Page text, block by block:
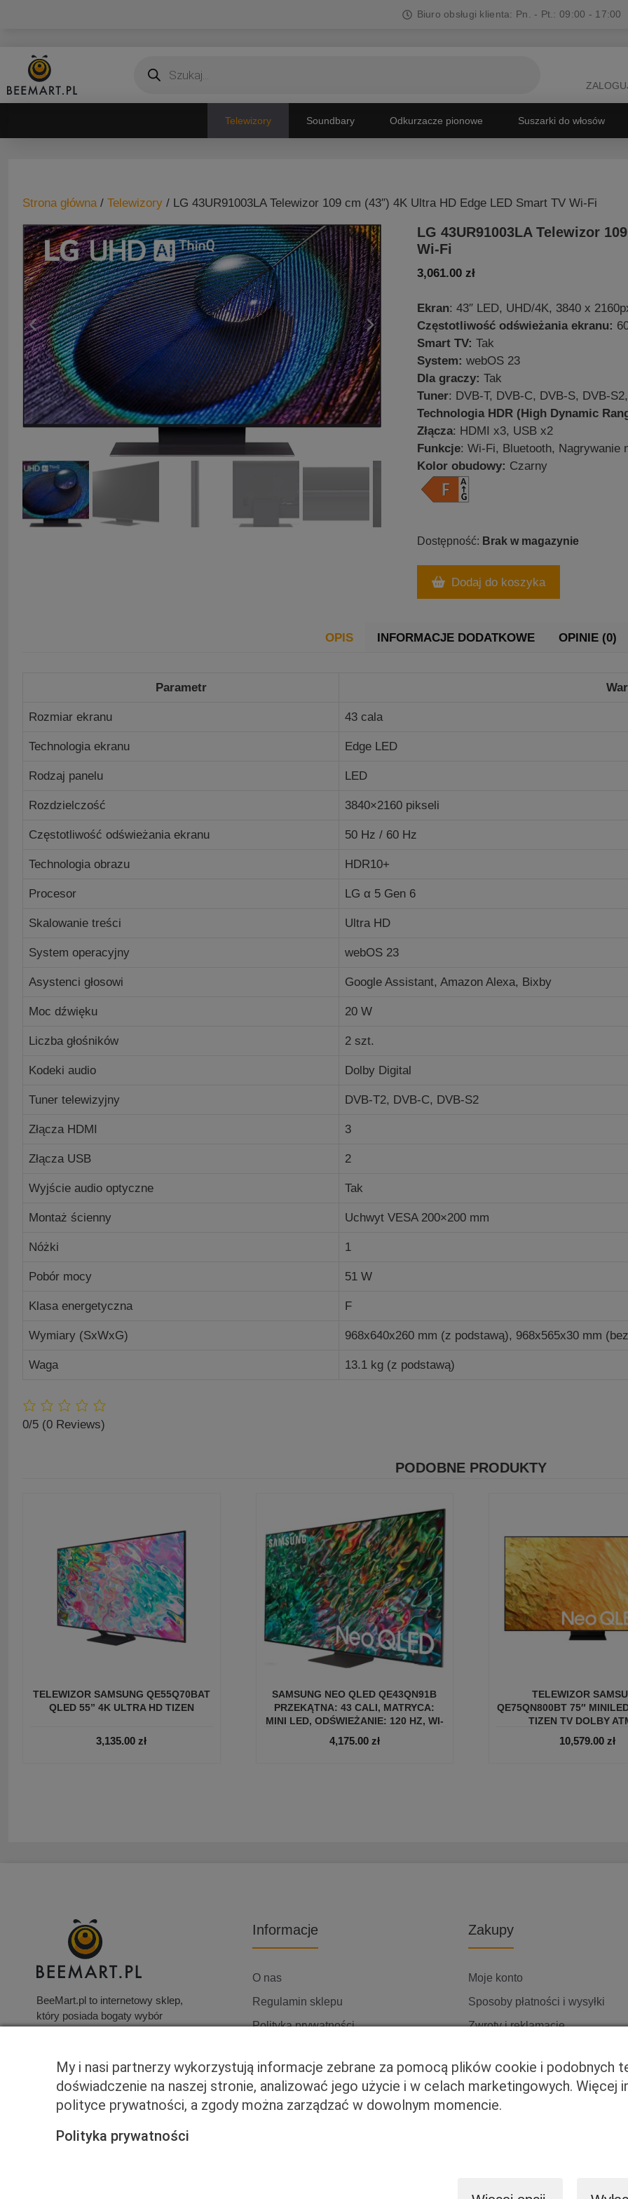
Biuro obsługi klienta: Pn. - Pt.: 09:00 - 17:00
produktów
Telewizory Soundbary Odkurzacze pionowe Suszarki do włosów
Strona główna / Telewizory / LG 43UR91003LA Telewizor 109 cm (43″) 4K Ultra HD Edge LED Smart TV Wi-Fi
LG 43UR91003LA Telewizor
Wi-Fi
3,061.00zł
Ekran: 43″ LED, UHD/4K, 3840 x
Częstotliwość odświeżania ekranu:
Smart TV: Tak
System: webOS 23
Dla graczy: Tak
Tuner: DVB-T, DVB-C, DVB-S, DVB-
Technologia HDR (High Dynamic
Złącza: HDMI x3, USB x2
Funkcje: Wi-Fi, Bluetooth, Nagrywanie
Kolor obudowy: Czarny
Brak w magazynie
Dodaj do koszyka
OPIS INFORMACJE DODATKOWE OPINIE (0)
Parametr
Rozmiar ekranu 43 cala
Technologia ekranu Edge LED
Rodzaj panelu LED
Rozdzielczość 3840×2160 pikseli
Częstotliwość odświeżania ekranu 50 Hz / 60 Hz
Technologia obrazu HDR10+
Procesor LG α 5 Gen 6
Skalowanie treści Ultra HD
System operacyjny webOS 23
Asystenci głosowi Google Assistant, Amazon Alexa, Bixby
Moc dźwięku 20 W
Liczba głośników 2 szt.
Kodeki audio Dolby Digital
Tuner telewizyjny DVB-T2, DVB-C, DVB-S2
Złącza HDMI 3
Złącza USB 2
Wyjście audio optyczne Tak
Montaż ścienny Uchwyt VESA 200×200 mm
Nóżki 1
Pobór mocy 51 W
Klasa energetyczna F
Wymiary (SxWxG) 968x640x260 mm (z podstawą), 968x565x30 mm
Waga 13.1 kg (z podstawą)
0/5 (0 Reviews)
PODOBNE PRODUKTY
TELEWIZOR SAMSUNG QE55Q70BAT
QLED 55” 4K ULTRA HD TIZEN
3,135.00zł
SAMSUNG NEO QLED QE43QN91B
PRZEKĄTNA: 43 CALI, MATRYCA:
MINI LED, ODŚWIEŻANIE: 120 HZ, WI-
4,175.00 zł
TELEWIZOR
QE75QN800BT 75″
TIZEN TV DOLBY
10,579.00zł
BeeMart.pl to internetowy sklep,
który posiada bogaty wybór
innych artykułów.
Informacje
O nas
Regulamin sklepu
Polityka prywatności
Zakupy
Moje konto
Sposoby płatności i wysyłki
Zwroty i reklamacje
My i nasi partnerzy wykorzystują informacje zebrane za pomocą plików cookie i podobnych
doświadczenie na naszej stronie, analizować jego użycie i w celach marketingowych. Więcej
polityce prywatności, a zgody można zarządzać w dowolnym momencie.
Polityka prywatności